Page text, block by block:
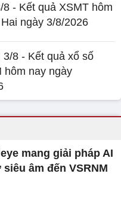
8 - Kết quả XSMT hôm
ngày 3/8/2026
3/8 - Kết quả xổ số
hôm nay ngày
mang giải pháp AI
âm đến VSRNM